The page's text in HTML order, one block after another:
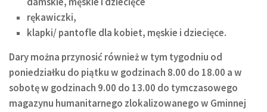
rękawiczki,
klapki/ pantofle dla kobiet, męskie i dziecięce.
Dary można przynosić również w tym tygodniu od
poniedziałku do piątku w godzinach 8.00 do 18.00 a w
sobotę w godzinach 9.00 do 13.00 do tymczasowego
magazynu humanitarnego zlokalizowanego w Gminnej